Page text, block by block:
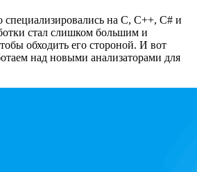
на C, C++, C# и
стал слишком большим и
обходить его стороной. И вот
над новыми анализаторами для